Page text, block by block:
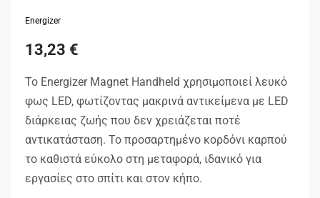
Energizer
13,23 €
Το Energizer Magnet Handheld χρησιμοποιεί λευκό
φως LED, φωτίζοντας μακρινά αντικείμενα με LED
διάρκειας ζωής που δεν χρειάζεται ποτέ
αντικατάσταση. Το προσαρτημένο κορδόνι καρπού
το καθιστά εύκολο στη μεταφορά, ιδανικό για
εργασίες στο σπίτι και στον κήπο.